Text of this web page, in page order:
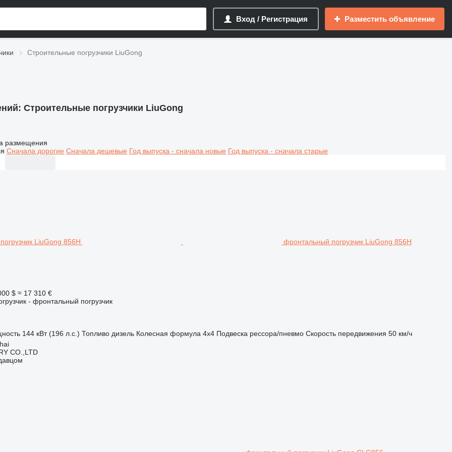
Вход / Регистрация Разместить объявление
Строительные погрузчики LiuGong
Строительные погрузчики LiuGong
размещения
Сначала дорогие Сначала дешевые Год выпуска - сначала новые Год выпуска - сначала старые
фронтальный погрузчик LiuGong 856H
$ ≈ 17 310 €
- фронтальный погрузчик
144 кВт (196 л.с.) Топливо дизель Колесная формула 4x4 Подвеска рессора/пневмо Скорость передвижения 50 км/ч
CO.,LTD